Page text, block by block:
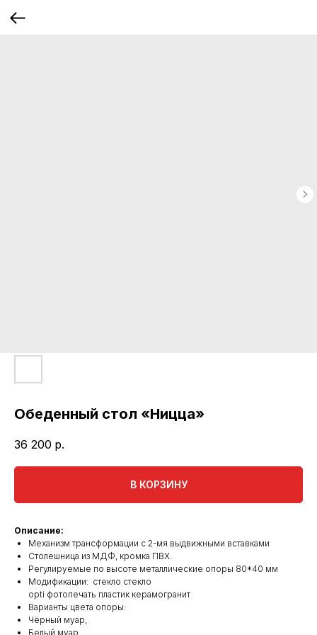
Обеденный стол «Ницца»
36 200 р.
В КОРЗИНУ
Описание:
Механизм трансформации с 2-мя выдвижными вставками
Столешница из МДФ, кромка ПВХ.
Регулируемые по высоте металлические опоры 80*40 мм
Модификации: стекло стекло
opti фотопечать пластик керамогранит
Варианты цвета опоры:
Чёрный муар,
Белый муар,